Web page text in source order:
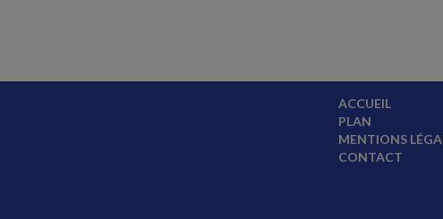
ACCUEIL
PLAN
MENTIONS
CONTACT